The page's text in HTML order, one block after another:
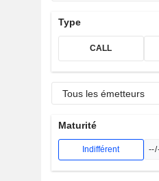
Type
CALL
Tous les émetteurs
Maturité
Indifférent